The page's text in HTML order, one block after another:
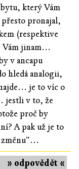
který Vám
pronajal,
(respektive
Vám jinam...
v ancapu
hledá analogii,
je to víc o
jestli v to, že
proč by
A pak už je to
» odpovědět «